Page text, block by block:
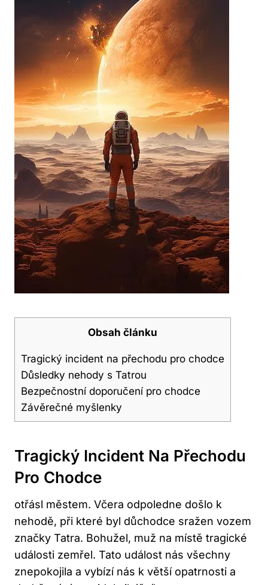
Obsah článku
Tragický incident na přechodu pro chodce
Důsledky nehody s Tatrou
Bezpečnostní doporučení pro chodce
Závěrečné myšlenky
Tragický Incident Na Přechodu
Pro Chodce
otřásl městem. Včera odpoledne došlo k
nehodě, při které byl důchodce sražen vozem
značky Tatra. Bohužel, muž na místě tragické
události zemřel. Tato událost nás všechny
znepokojila a vybízí nás k větší opatrnosti a